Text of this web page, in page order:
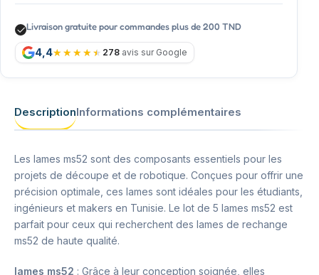
Livraison gratuite pour commandes plus de 200 TND
4,4 278 avis sur Google
DescriptionInformations complémentaires
Les lames ms52 sont des composants essentiels pour les
projets de découpe et de robotique. Conçues pour offrir une
précision optimale, ces lames sont idéales pour les étudiants,
ingénieurs et makers en Tunisie. Le lot de 5 lames ms52 est
parfait pour ceux qui recherchent des lames de rechange
ms52 de haute qualité.
lames ms52 : Grâce à leur conception soignée, elles